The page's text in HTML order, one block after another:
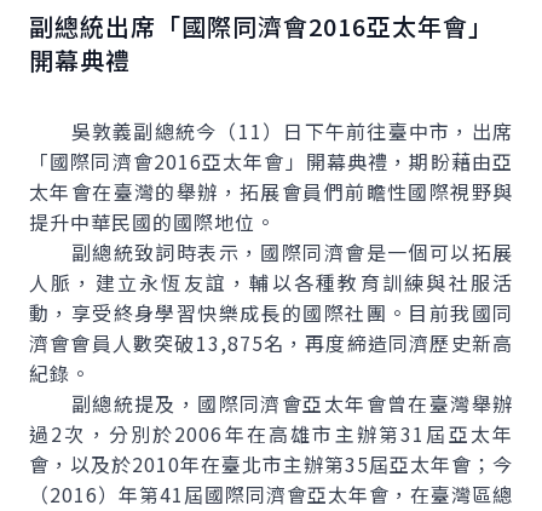
副總統出席「國際同濟會2016亞太年會」
開幕典禮
吳敦義副總統今（11）日下午前往臺中市，出席
「國際同濟會2016亞太年會」開幕典禮，期盼藉由亞
太年會在臺灣的舉辦，拓展會員們前瞻性國際視野與
提升中華民國的國際地位。
副總統致詞時表示，國際同濟會是一個可以拓展
人脈，建立永恆友誼，輔以各種教育訓練與社服活
動，享受終身學習快樂成長的國際社團。目前我國同
濟會會員人數突破13,875名，再度締造同濟歷史新高
紀錄。
副總統提及，國際同濟會亞太年會曾在臺灣舉辦
過2次，分別於2006年在高雄市主辦第31屆亞太年
會，以及於2010年在臺北市主辦第35屆亞太年會；今
（2016）年第41屆國際同濟會亞太年會，在臺灣區總